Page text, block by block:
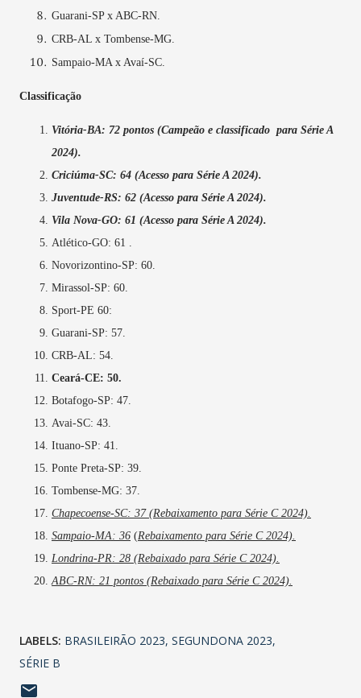
Guarani-SP x ABC-RN.
CRB-AL x Tombense-MG.
Sampaio-MA x Avaí-SC.
Classificação
Vitória-BA: 72 pontos (Campeão e classificado para Série A
2024).
Criciúma-SC: 64 (Acesso para Série A 2024).
Juventude-RS: 62 (Acesso para Série A 2024).
Vila Nova-GO: 61 (Acesso para Série A 2024).
Atlético-GO: 61 .
Novorizontino-SP: 60.
Mirassol-SP: 60.
Sport-PE 60:
Guarani-SP: 57.
CRB-AL: 54.
Ceará-CE: 50.
Botafogo-SP: 47.
Avai-SC: 43.
Ituano-SP: 41.
Ponte Preta-SP: 39.
Tombense-MG: 37.
Chapecoense-SC: 37 (Rebaixamento para Série C 2024).
Sampaio-MA: 36 (Rebaixamento para Série C 2024).
Londrina-PR: 28 (Rebaixado para Série C 2024).
ABC-RN: 21 pontos (Rebaixado para Série C 2024).
LABELS: BRASILEIRÃO 2023 SEGUNDONA 2023
SÉRIE B